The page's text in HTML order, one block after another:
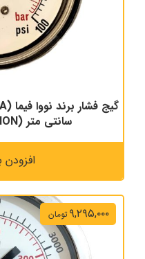
سانتی متر (BACK CONNECTION)
۹,۲۹۵,۰۰۰تومان